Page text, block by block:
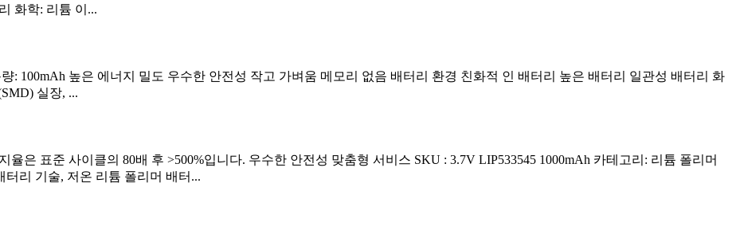
화학: 리튬 이...
: 100mAh 높은 에너지 밀도 우수한 안전성 작고 가벼움 메모리 없음 배터리 환경 친화적 인 배터리 높은 배터리 일관성 배터리 화
실장, ...
율은 표준 사이클의 80배 후 >500%입니다. 우수한 안전성 맞춤형 서비스 SKU : 3.7V LIP533545 1000mAh 카테고리: 리튬 폴리머
리 기술, 저온 리튬 폴리머 배터...